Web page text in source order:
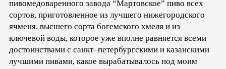
пивомедоваренного завода “Мартовское” пиво всех
сортов, приготовленное из лучшего нижегородского
ячменя, высшего сорта богемского хмеля и из
ключевой воды, которое уже вполне равняется всеми
достоинствами с санкт–петербургскими и казанскими
лучшими пивами, какое вырабатывалось под моим